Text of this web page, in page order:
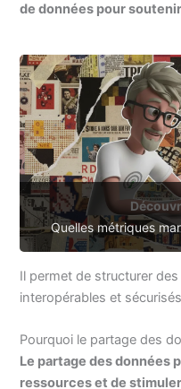
de données pour
Quelles métriques
Il permet de structurer
interopérables et
Pourquoi le partage des
Le partage des données
ressources et de